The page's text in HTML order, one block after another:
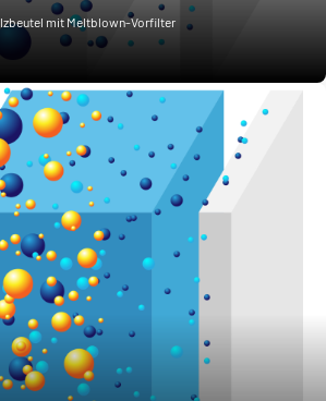
mit Meltblown-Vorfilter